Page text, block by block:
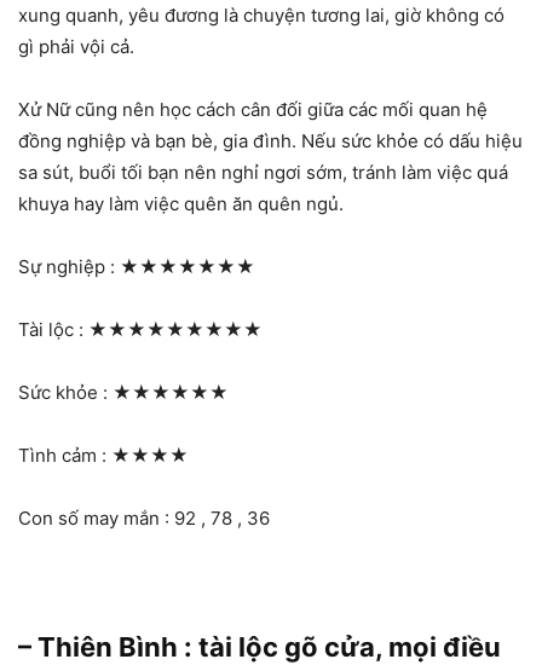
xung quanh, yêu đương là chuyện tương lai, giờ không có
gì phải vội cả.
Xử Nữ cũng nên học cách cân đối giữa các mối quan hệ
đồng nghiệp và bạn bè, gia đình. Nếu sức khỏe có dấu hiệu
sa sút, buổi tối bạn nên nghỉ ngơi sớm, tránh làm việc quá
khuya hay làm việc quên ăn quên ngủ.
Sự nghiệp : ★★★★★★★
Tài lộc : ★★★★★★★★★
Sức khỏe : ★★★★★★
Tình cảm : ★★★★
Con số may mắn : 92 , 78 , 36
– Thiên Bình : tài lộc gõ cửa, mọi điều